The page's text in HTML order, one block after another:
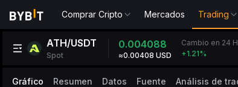
Comprar Cripto Mercados Trading
ATH/USDT
Spot
0.004088
≈0.00408 USD
Cambio en 24 H
+1.21%
Gráfico Resumen Datos Fuente Análisis de